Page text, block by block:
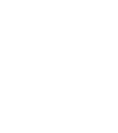
Konsequenzen hat